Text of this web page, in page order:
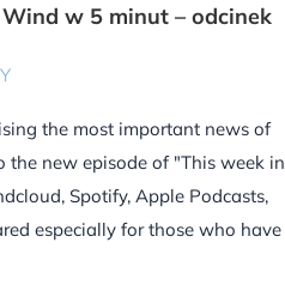
w 5 minut – odcinek
the most important news of
the new episode of "This week in
Spotify, Apple Podcasts,
especially for those who have